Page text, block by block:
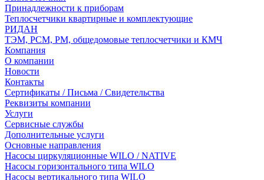
Принадлежности к приборам
Теплосчетчики квартирные и комплектующие
РИДАН
ТЭМ, РСМ, РМ, общедомовые теплосчетчики и КМЧ
Компания
О компании
Новости
Контакты
Сертификаты / Письма / Свидетельства
Реквизиты компании
Услуги
Сервисные службы
Дополнительные услуги
Основные направления
Насосы циркуляционные WILO / NATIVE
Насосы горизонтального типа WILO
Насосы вертикального типа WILO